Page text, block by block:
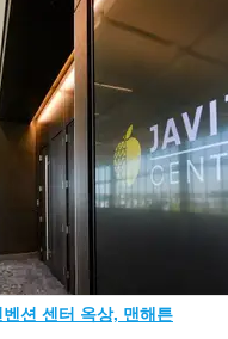
션 센터 옥상, 맨해튼